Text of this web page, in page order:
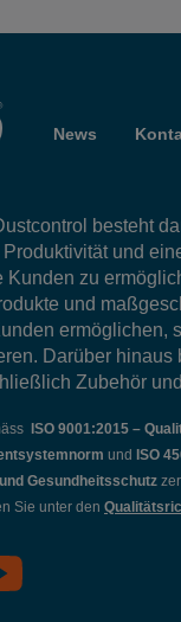
News
besteht
und
zu
und
ermöglichen,
Darüber hinaus
Zubehör
ISO 9001:2015 –
und ISO
Gesundheitsschutz
Sie unter den